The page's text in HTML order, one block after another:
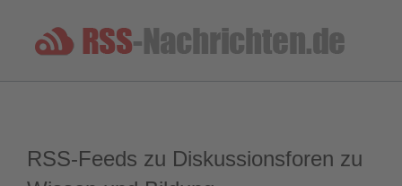
RSS-Feeds zu Diskussionsforen zu